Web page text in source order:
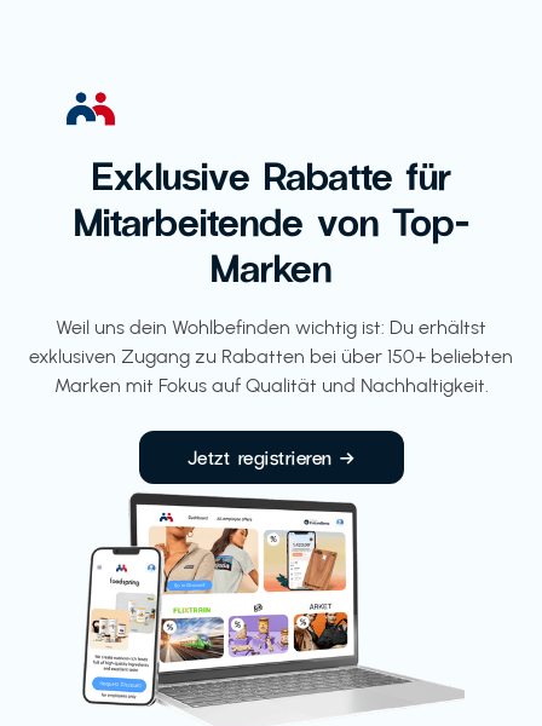
Exklusive Rabatte für
Mitarbeitende von Top-
Marken
Weil uns dein Wohlbefinden wichtig ist: Du erhältst
exklusiven Zugang zu Rabatten bei über 150+ beliebten
Marken mit Fokus auf Qualität und Nachhaltigkeit.
Jetzt registrieren →